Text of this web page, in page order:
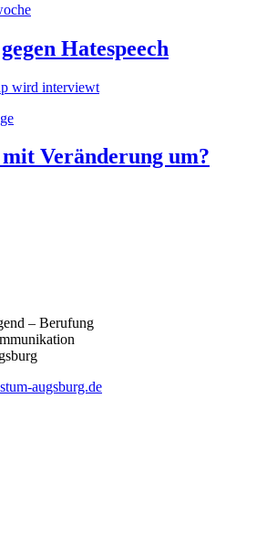
Hatespeech
Veränderung um?
– Berufung
augsburg.de